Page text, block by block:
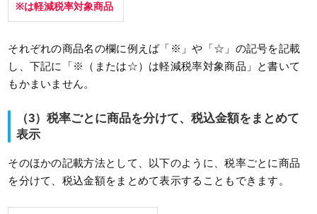
※は軽減税率対象商品
それぞれの商品名の欄に例えば「※」や「☆」の記号を記載
し、下記に「※（または☆）は軽減税率対象商品」と書いて
もかまいません。
（3）税率ごとに商品を分けて、税込金額をまとめて
表示
そのほかの記載方法として、以下のように、税率ごとに商品
を分けて、税込金額をまとめて表示することもできます。